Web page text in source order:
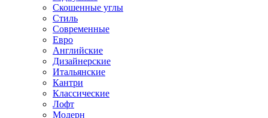
Скошенные углы
Стиль
Современные
Евро
Английские
Дизайнерские
Итальянские
Кантри
Классические
Лофт
Модерн